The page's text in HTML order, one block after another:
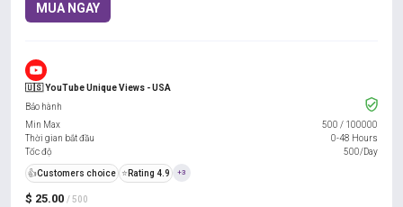
MUA NGAY
🇺🇸 YouTube Unique Views - USA
$ 25.00 / 500
Bảo hành
Min Max
500 / 100000
Thời gian bắt đầu
0-48 Hours
Tốc độ
500/Day
👍Customers choice ⭐ Rating 4.9 +3